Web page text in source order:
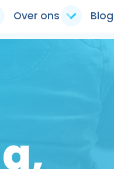
Over ons